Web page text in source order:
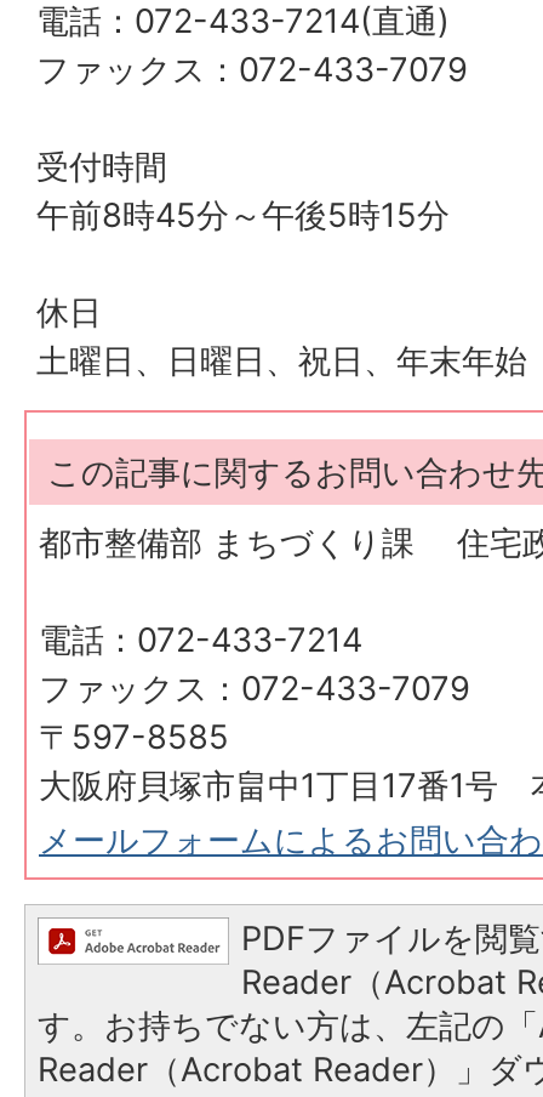
電話：072-433-7214(直通)
ファックス：072-433-7079
受付時間
午前8時45分～午後5時15分
休日
土曜日、日曜日、祝日、年末年始
この記事に関するお問い合わせ
都市整備部 まちづくり課 住宅
電話：072-433-7214
ファックス：072-433-7079
〒597-8585
大阪府貝塚市畠中1丁目17番1号
メールフォームによるお問い合
PDFファイルを閲
Reader（Acrobat
す。お持ちでない方は、左記の
Reader（Acrobat Reader）」ダ